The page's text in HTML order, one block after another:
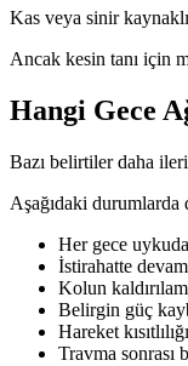
Kas veya sinir
Ancak kesin tanı için
Hangi Gece
Bazı belirtiler daha
Aşağıdaki
Her gece
İstirahatte
Kolun
Belirgin güç
Hareket kısıtlılığı
Travma sonrası